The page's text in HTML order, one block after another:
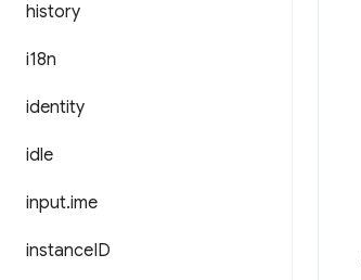
history
i18n
identity
idle
input.ime
instanceID